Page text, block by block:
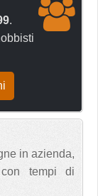
.
in azienda,
tempi di